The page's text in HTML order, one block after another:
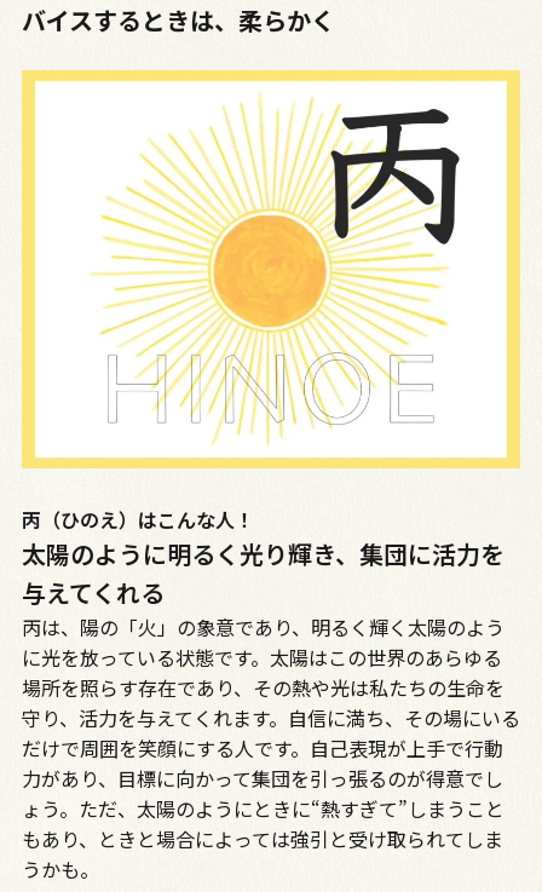
バイスするときは、柔らかく
丙（ひのえ）はこんな人！
太陽のように明るく光り輝き、集団に活力を
与えてくれる
丙は、陽の「火」の象意であり、明るく輝く太陽のよう
に光を放っている状態です。太陽はこの世界のあらゆる
場所を照らす存在であり、その熱や光は私たちの生命を
守り、活力を与えてくれます。自信に満ち、その場にいる
だけで周囲を笑顔にする人です。自己表現が上手で行動
力があり、目標に向かって集団を引っ張るのが得意でし
ょう。ただ、太陽のようにときに“熱すぎて”しまうこと
もあり、ときと場合によっては強引と受け取られてしま
うかも。